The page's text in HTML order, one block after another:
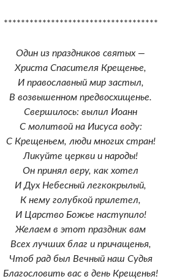
************************************
Один из праздников святых —
Христа Спасителя Крещенье,
И православный мир застыл,
В возвышенном предвосхищенье.
Свершилось: вылил Иоанн
С молитвой на Иисуса воду:
С Крещеньем, люди многих стран!
Ликуйте церкви и народы!
Он принял веру, как хотел
И Дух Небесный легкокрылый,
К нему голубкой прилетел,
И Царство Божье наступило!
Желаем в этот праздник вам
Всех лучших благ и причащенья,
Чтоб рад был Вечный наш Судья
Благословить вас в день Крещенья!